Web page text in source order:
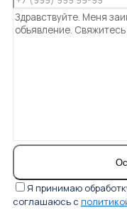
Я принимаю
соглашаюсь с